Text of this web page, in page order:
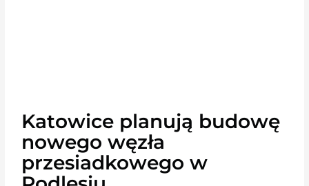
Katowice planują budowę
nowego węzła
przesiadkowego w